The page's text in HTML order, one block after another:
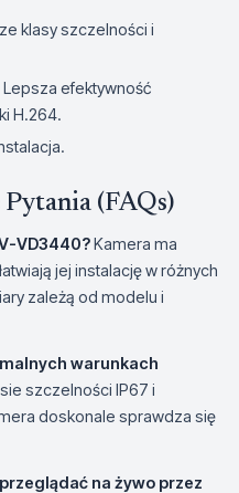
klasy szczelności i
Lepsza efektywność
H.264.
Pytania (FAQs)
VD3440?Kamera ma
jej instalację w różnych
zależą od modelu i
warunkach
szczelności IP67 i
doskonale sprawdza się
na żywo przez